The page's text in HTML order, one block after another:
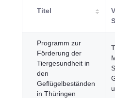
Titel
Programm zur
Förderung der
Tiergesundheit in
den
Geflügelbeständen
in Thüringen